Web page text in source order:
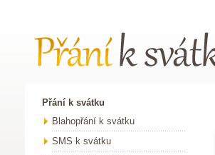
Přání k svátku
Blahopřání k svátku
SMS k svátku